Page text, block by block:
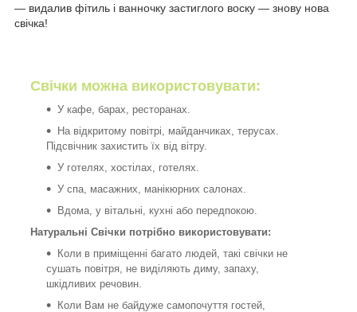
— видалив фітиль і ванночку застиглого воску — знову нова
свічка!
Свічки можна використовувати:
У кафе, барах, ресторанах.
На відкритому повітрі, майданчиках, терусах.
Підсвічник захистить їх від вітру.
У готелях, хостілах, готелях.
У спа, масажних, манікюрних салонах.
Вдома, у вітальні, кухні або передпокою.
Натуральні Свічки потрібно використовувати:
Коли в приміщенні багато людей, такі свічки не
сушать повітря, не виділяють диму, запаху,
шкідливих речовин.
Коли Вам не байдуже самопочуття гостей,